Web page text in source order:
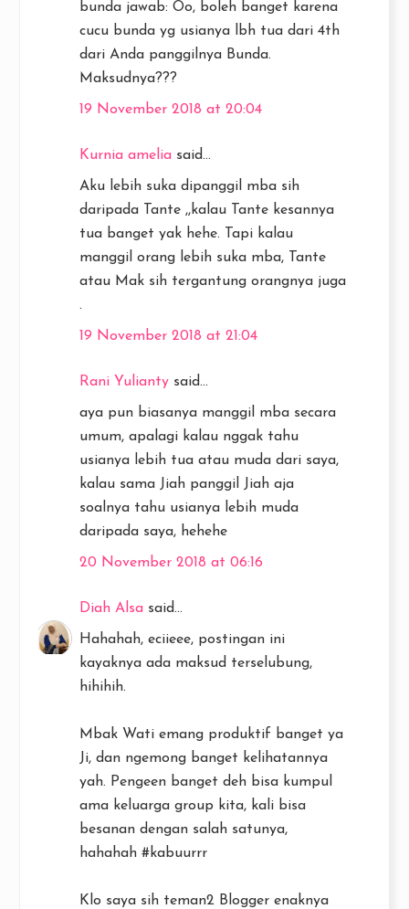
bunda jawab: Oo, boleh banget karena
cucu bunda yg usianya lbh tua dari 4th
dari Anda panggilnya Bunda.
Maksudnya???
19 November 2018 at 20:04
Kurnia amelia said...
Aku lebih suka dipanggil mba sih
daripada Tante ,,kalau Tante kesannya
tua banget yak hehe. Tapi kalau
manggil orang lebih suka mba, Tante
atau Mak sih tergantung orangnya juga
.
19 November 2018 at 21:04
Rani Yulianty said...
aya pun biasanya manggil mba secara
umum, apalagi kalau nggak tahu
usianya lebih tua atau muda dari saya,
kalau sama Jiah panggil Jiah aja
soalnya tahu usianya lebih muda
daripada saya, hehehe
20 November 2018 at 06:16
Diah Alsa said...
Hahahah, eciieee, postingan ini
kayaknya ada maksud terselubung,
hihihih.
Mbak Wati emang produktif banget ya
Ji, dan ngemong banget kelihatannya
yah. Pengeen banget deh bisa kumpul
ama keluarga group kita, kali bisa
besanan dengan salah satunya,
hahahah #kabuurrr
Klo saya sih teman2 Blogger enaknya